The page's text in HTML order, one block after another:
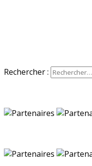
Rechercher :